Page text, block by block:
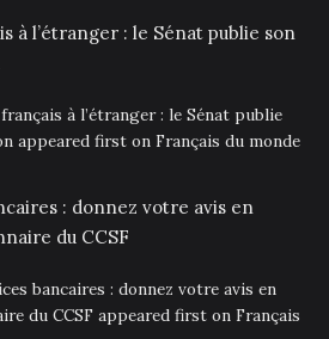
à l’étranger : le Sénat publie son
à l’étranger : le Sénat publie
appeared first on Français du monde
: donnez votre avis en
du CCSF
bancaires : donnez votre avis en
du CCSF appeared first on Français